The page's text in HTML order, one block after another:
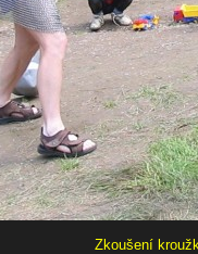
Zkoušení